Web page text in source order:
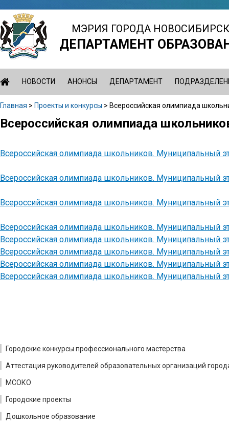
Jump
to
navigation
МЭРИЯ ГОРОДА
ДЕПАРТАМЕНТ
НОВОСТИ АНОНСЫ ДЕПАРТАМЕНТ
Вы
Главная > Проекты и конкурсы > Всероссийская олимпиада
Back
Всероссийская олимпиада
Всероссийская олимпиада школьников. Муниципальный
Всероссийская олимпиада школьников. Муниципальный
Всероссийская олимпиада школьников. Муниципальный
Всероссийская олимпиада школьников. Муниципальный
Всероссийская олимпиада школьников. Муниципальный
Всероссийская олимпиада школьников. Муниципальный
Всероссийская олимпиада школьников. Муниципальный
Всероссийская олимпиада школьников. Муниципальный
Городские конкурсы профессионального мастерства
Аттестация руководителей образовательных организаций
МСОКО
Городские проекты
Дошкольное образование